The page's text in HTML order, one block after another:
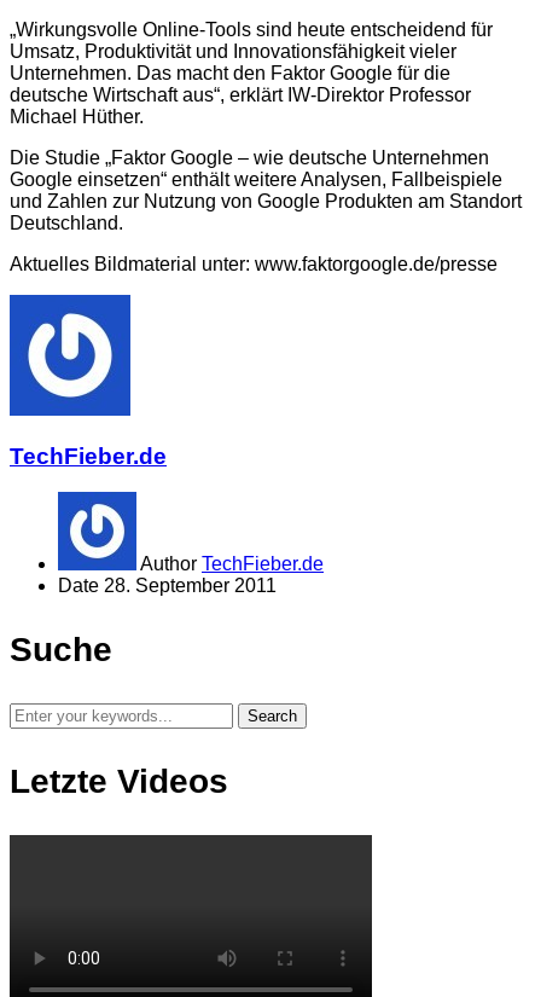
„Wirkungsvolle Online-Tools sind heute entscheidend für
Umsatz, Produktivität und Innovationsfähigkeit vieler
Unternehmen. Das macht den Faktor Google für die
deutsche Wirtschaft aus“, erklärt IW-Direktor Professor
Michael Hüther.
Die Studie „Faktor Google – wie deutsche Unternehmen
Google einsetzen“ enthält weitere Analysen, Fallbeispiele
und Zahlen zur Nutzung von Google Produkten am Standort
Deutschland.
Aktuelles Bildmaterial unter: www.faktorgoogle.de/presse
TechFieber.de
Author TechFieber.de
Date 28. September 2011
Suche
Letzte Videos